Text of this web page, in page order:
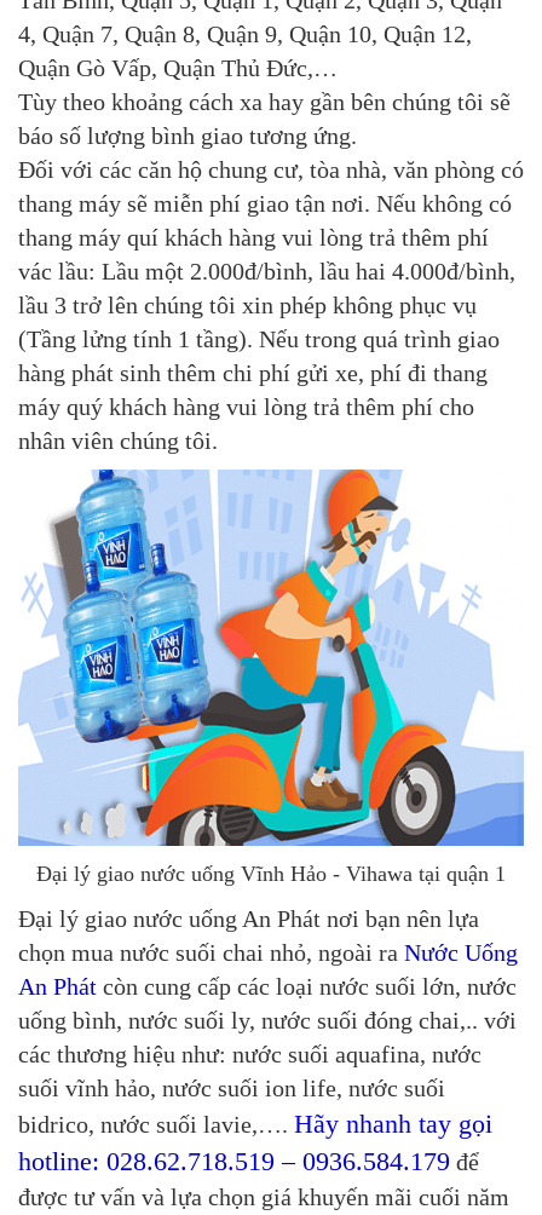
4, Quận 7, Quận 8, Quận 9, Quận 10, Quận 12,
Quận Gò Vấp, Quận Thủ Đức,…
Tùy theo khoảng cách xa hay gần bên chúng tôi sẽ
báo số lượng bình giao tương ứng.
Đối với các căn hộ chung cư, tòa nhà, văn phòng có
thang máy sẽ miễn phí giao tận nơi. Nếu không có
thang máy quí khách hàng vui lòng trả thêm phí
vác lầu: Lầu một 2.000đ/bình, lầu hai 4.000đ/bình,
lầu 3 trở lên chúng tôi xin phép không phục vụ
(Tầng lửng tính 1 tầng). Nếu trong quá trình giao
hàng phát sinh thêm chi phí gửi xe, phí đi thang
máy quý khách hàng vui lòng trả thêm phí cho
nhân viên chúng tôi.
Đại lý giao nước uống Vĩnh Hảo - Vihawa tại quận 1
Đại lý giao nước uống An Phát nơi bạn nên lựa
chọn mua nước suối chai nhỏ, ngoài ra Nước Uống
An Phát còn cung cấp các loại nước suối lớn, nước
uống bình, nước suối ly, nước suối đóng chai,.. với
các thương hiệu như: nước suối aquafina, nước
suối vĩnh hảo, nước suối ion life, nước suối
bidrico, nước suối lavie,…. Hãy nhanh tay gọi
hotline: 028.62.718.519 – 0936.584.179 để
được tư vấn và lựa chọn giá khuyến mãi cuối năm